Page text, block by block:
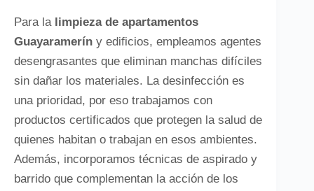
Para la limpieza de apartamentos
Guayaramerín y edificios, empleamos agentes
desengrasantes que eliminan manchas difíciles
sin dañar los materiales. La desinfección es
una prioridad, por eso trabajamos con
productos certificados que protegen la salud de
quienes habitan o trabajan en esos ambientes.
Además, incorporamos técnicas de aspirado y
barrido que complementan la acción de los